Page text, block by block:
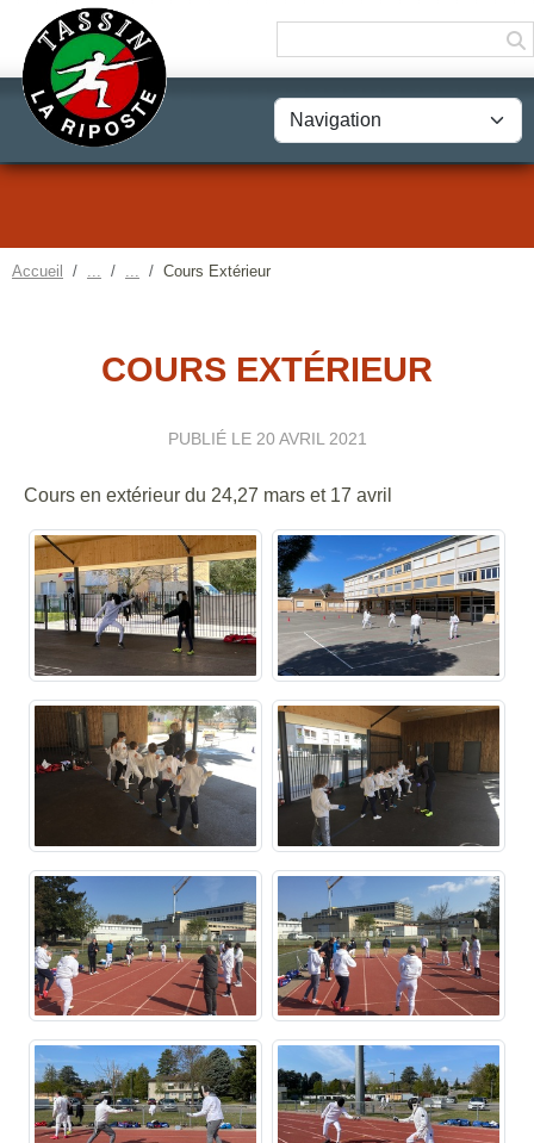
Accueil Cours Extérieur
COURS EXTÉRIEUR
PUBLIÉ LE 20 AVRIL 2021
Cours en extérieur du 24,27 mars et 17 avril
Panneau de gestion des cookies